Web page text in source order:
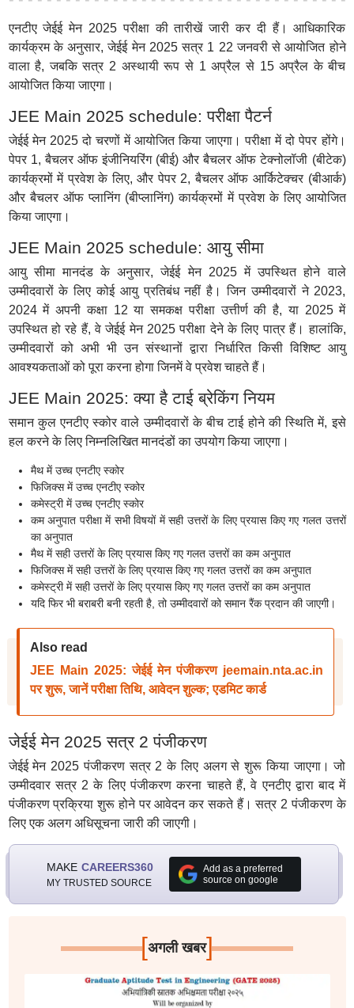
एनटीए जेईई मेन 2025 परीक्षा की तारीखें जारी कर दी हैं। आधिकारिक
कार्यक्रम के अनुसार, जेईई मेन 2025 सत्र 1 22 जनवरी से आयोजित होने
वाला है, जबकि सत्र 2 अस्थायी रूप से 1 अप्रैल से 15 अप्रैल के बीच
आयोजित किया जाएगा।
JEE Main 2025 schedule: परीक्षा पैटर्न
जेईई मेन 2025 दो चरणों में आयोजित किया जाएगा। परीक्षा में दो पेपर होंगे।
पेपर 1, बैचलर ऑफ इंजीनियरिंग (बीई) और बैचलर ऑफ टेक्नोलॉजी (बीटेक)
कार्यक्रमों में प्रवेश के लिए, और पेपर 2, बैचलर ऑफ आर्किटेक्चर (बीआर्क)
और बैचलर ऑफ प्लानिंग (बीप्लानिंग) कार्यक्रमों में प्रवेश के लिए आयोजित
किया जाएगा।
JEE Main 2025 schedule: आयु सीमा
आयु सीमा मानदंड के अनुसार, जेईई मेन 2025 में उपस्थित होने वाले
उम्मीदवारों के लिए कोई आयु प्रतिबंध नहीं है। जिन उम्मीदवारों ने 2023,
2024 में अपनी कक्षा 12 या समकक्ष परीक्षा उत्तीर्ण की है, या 2025 में
उपस्थित हो रहे हैं, वे जेईई मेन 2025 परीक्षा देने के लिए पात्र हैं। हालांकि,
उम्मीदवारों को अभी भी उन संस्थानों द्वारा निर्धारित किसी विशिष्ट आयु
आवश्यकताओं को पूरा करना होगा जिनमें वे प्रवेश चाहते हैं।
JEE Main 2025: क्या है टाई ब्रेकिंग नियम
समान कुल एनटीए स्कोर वाले उम्मीदवारों के बीच टाई होने की स्थिति में, इसे
हल करने के लिए निम्नलिखित मानदंडों का उपयोग किया जाएगा।
मैथ में उच्च एनटीए स्कोर
फिजिक्स में उच्च एनटीए स्कोर
कमेस्ट्री में उच्च एनटीए स्कोर
कम अनुपात परीक्षा में सभी विषयों में सही उत्तरों के लिए प्रयास किए गए गलत उत्तरों
का अनुपात
मैथ में सही उत्तरों के लिए प्रयास किए गए गलत उत्तरों का कम अनुपात
फिजिक्स में सही उत्तरों के लिए प्रयास किए गए गलत उत्तरों का कम अनुपात
कमेस्ट्री में सही उत्तरों के लिए प्रयास किए गए गलत उत्तरों का कम अनुपात
यदि फिर भी बराबरी बनी रहती है, तो उम्मीदवारों को समान रैंक प्रदान की जाएगी।
Also read
JEE Main 2025: जेईई मेन पंजीकरण jeemain.nta.ac.in
पर शुरू, जानें परीक्षा तिथि, आवेदन शुल्क; एडमिट कार्ड
जेईई मेन 2025 सत्र 2 पंजीकरण
जेईई मेन 2025 पंजीकरण सत्र 2 के लिए अलग से शुरू किया जाएगा। जो
उम्मीदवार सत्र 2 के लिए पंजीकरण करना चाहते हैं, वे एनटीए द्वारा बाद में
पंजीकरण प्रक्रिया शुरू होने पर आवेदन कर सकते हैं। सत्र 2 पंजीकरण के
लिए एक अलग अधिसूचना जारी की जाएगी।
MAKE CAREERS360
MY TRUSTED SOURCE
Add as a preferred
source on google
[अगली खबर]